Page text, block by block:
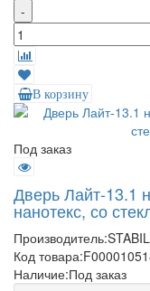
-
В корзину
Под заказ
Дверь Лайт-13.1
нанотекс, со
Производитель:
Код товара:
Наличие:Под заказ